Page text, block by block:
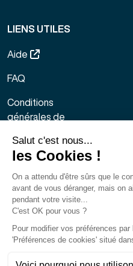
LIENS UTILES
Aide
FAQ
Conditions
générales de
Mentions légales
Sitemap
Gestion des
Français